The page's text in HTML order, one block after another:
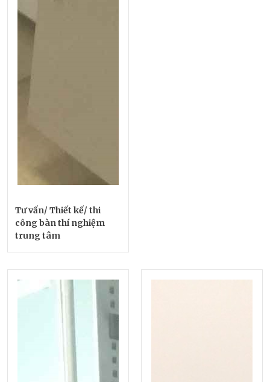
Tư vấn/ Thiết kế/ thi
công bàn thí nghiệm
trung tâm